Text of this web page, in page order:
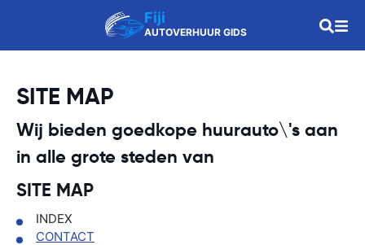
Fiji
AUTOVERHUUR GIDS
SITE MAP
Wij bieden goedkope huurauto\'s aan
in alle grote steden van
SITE MAP
INDEX
CONTACT